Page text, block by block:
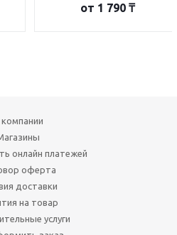
от 1 790 ₸
онлайн платежей
оферта
доставки
на товар
услуги